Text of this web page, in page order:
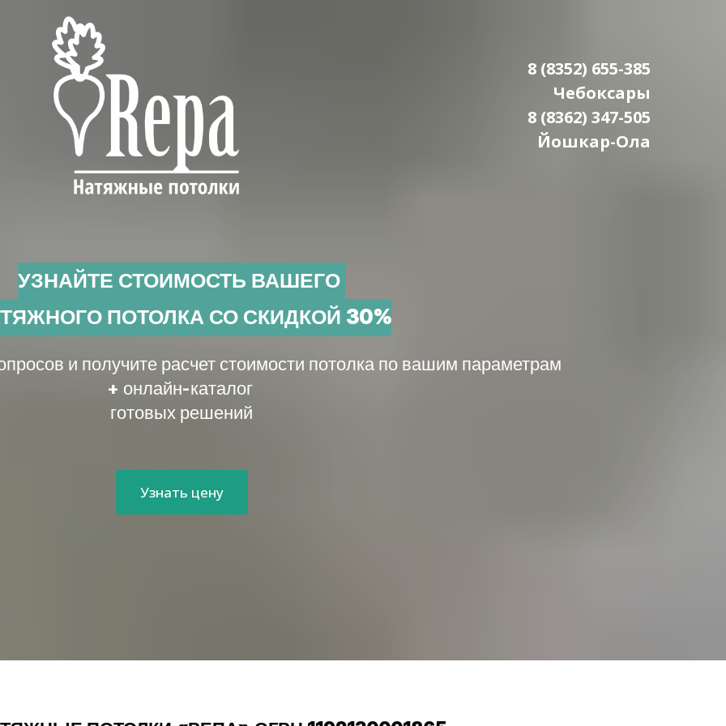
8 (8352) 655-385
Чебоксары
8 (8362) 347-505
Йошкар-Ола
УЗНАЙТЕ СТОИМОСТЬ ВАШЕГО
ПОТОЛКА СО СКИДКОЙ 30%
и получите расчет стоимости потолка по вашим параметрам
+ онлайн-каталог
готовых решений
Узнать цену